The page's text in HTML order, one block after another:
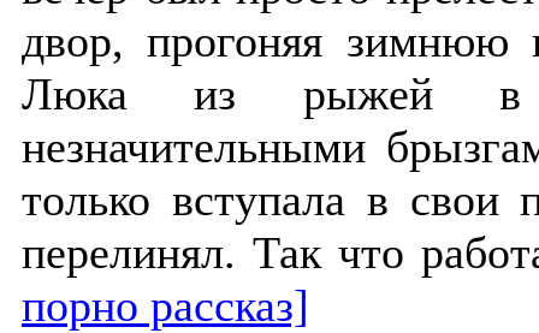
двор, прогоняя зимнюю
Люка из рыжей в
незначительными
только вступала в
перелинял. Так что
порно рассказ]